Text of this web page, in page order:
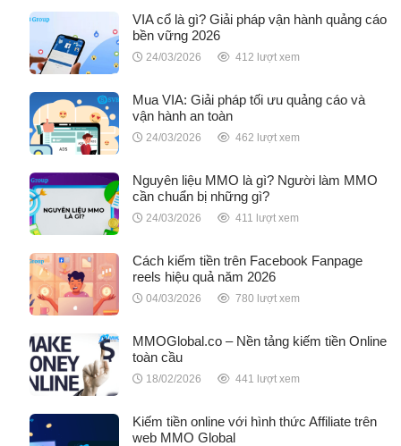
VIA cổ là gì? Giải pháp vận hành quảng cáo
bền vững 2026
24/03/2026 412 lượt xem
Mua VIA: Giải pháp tối ưu quảng cáo và
vận hành an toàn
24/03/2026 462 lượt xem
Nguyên liệu MMO là gì? Người làm MMO
cần chuẩn bị những gì?
24/03/2026 411 lượt xem
Cách kiếm tiền trên Facebook Fanpage
reels hiệu quả năm 2026
04/03/2026 780 lượt xem
MMOGlobal.co – Nền tảng kiếm tiền Online
toàn cầu
18/02/2026 441 lượt xem
Kiếm tiền online với hình thức Affiliate trên
web MMO Global